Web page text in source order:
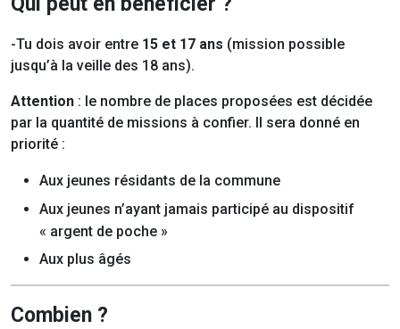
-Tu dois avoir entre 15 et 17 ans (mission possible
jusqu’à la veille des 18 ans).
Attention : le nombre de places proposées est décidée
par la quantité de missions à confier. Il sera donné en
priorité :
Aux jeunes résidants de la commune
Aux jeunes n’ayant jamais participé au dispositif
« argent de poche »
Aux plus âgés
Combien ?